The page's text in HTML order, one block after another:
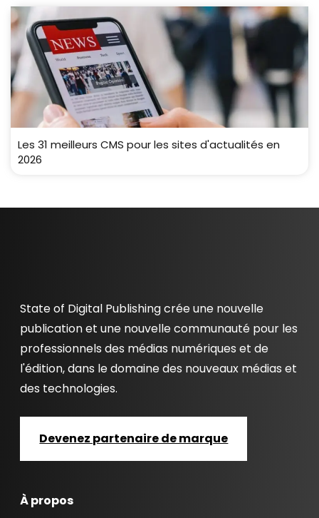
Les 31 meilleurs CMS pour les sites d'actualités en
2026
State of Digital Publishing crée une nouvelle
publication et une nouvelle communauté pour les
professionnels des médias numériques et de
l'édition, dans le domaine des nouveaux médias et
des technologies.
Devenez partenaire de marque
À propos